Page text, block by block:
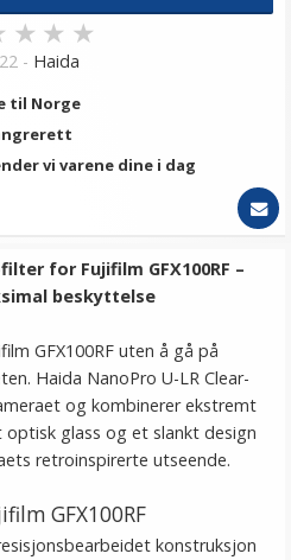
★ ★ ★
- Haida
til Norge
vi varene dine i dag
for Fujifilm GFX100RF –
beskyttelse
GFX100RF uten å gå på
Haida NanoPro U-LR Clear-
og kombinerer ekstremt
glass og et slankt design
retroinspirerte utseende.
GFX100RF
konstruksjon